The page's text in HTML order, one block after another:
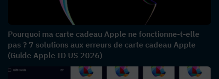
Pourquoi ma carte cadeau Apple ne fonctionne-t-elle
pas ? 7 solutions aux erreurs de carte cadeau Apple
(Guide Apple ID US 2026)